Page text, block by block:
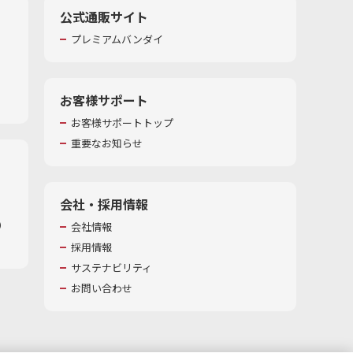
公式通販サイト
プレミアムバンダイ
お客様サポート
お客様サポートトップ
重要なお知らせ
会社・採用情報
会社情報
採用情報
サステナビリティ
お問い合わせ